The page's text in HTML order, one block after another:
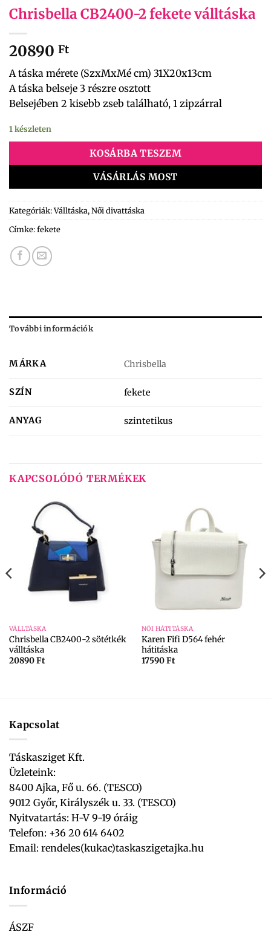
Chrisbella CB2400-2 fekete válltáska
20890 Ft
A táska mérete (SzxMxMé cm) 31X20x13cm
A táska belseje 3 részre osztott
Belsejében 2 kisebb zseb található, 1 zipzárral
1 készleten
KOSÁRBA TESZEM
VÁSÁRLÁS MOST
Kategóriák:Válltáska,Női divattáska
Címke:fekete
További információk
MÁRKA Chrisbella
SZÍN fekete
ANYAG szintetikus
KAPCSOLÓDÓ TERMÉKEK
VÁLLTÁSKA
Chrisbella CB2400-2 sötétkék
válltáska
20890Ft
NŐI HÁTITÁSKA
Karen Fifi D564 fehér
hátitáska
17590Ft
Kapcsolat
Táskasziget Kft.
Üzleteink:
8400 Ajka, Fő u. 66. (TESCO)
9012 Győr, Királyszék u. 33. (TESCO)
Nyitvatartás: H-V 9-19 óráig
Telefon: +36 20 614 6402
Email: rendeles(kukac)taskaszigetajka.hu
Információ
ÁSZF